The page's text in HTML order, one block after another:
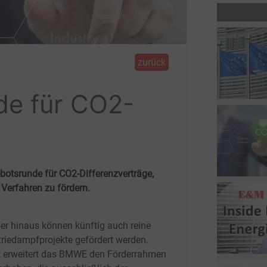
zurück
für CO2-
für CO2-Differenzverträge,
zu fördern.
hinaus können künftig auch reine
gefördert werden.
das BMWE den Förderrahmen